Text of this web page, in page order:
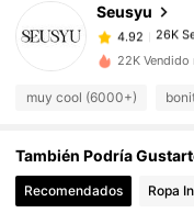
Seusyu
4.92
26K
D***a
4.92
26K
4.92 26K
4.92 26K
4.92 26K
22K Vendido
muy cool (6000+)
También Podría
Recomendados Ropa